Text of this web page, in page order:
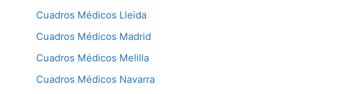
Cuadros Médicos Lleida
Cuadros Médicos Madrid
Cuadros Médicos Melilla
Cuadros Médicos Navarra